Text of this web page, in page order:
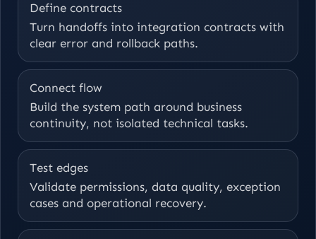
Define contracts
Turn handoffs into integration contracts with
clear error and rollback paths.
Connect flow
Build the system path around business
continuity, not isolated technical tasks.
Test edges
Validate permissions, data quality, exception
cases and operational recovery.